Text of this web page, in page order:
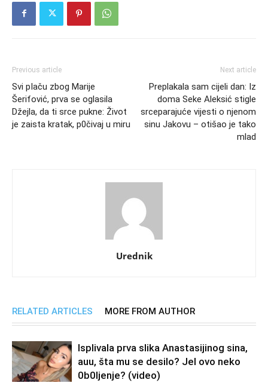
Previous article
Svi pIaču zbog Marije
Šerifović, prva se oglasila
Džejla, da ti srce pukne: Život
je zaista kratak, p0čivaj u miru
Next article
Preplakala sam cijeli dan: Iz
doma Seke Aleksić stigle
srceparajuće vijesti o njenom
sinu Jakovu – otišao je tako
mlad
Urednik
RELATED ARTICLES MORE FROM AUTHOR
Isplivala prva slika Anastasijinog sina,
auu, šta mu se desilo? Jel ovo neko
0b0Ijenje? (video)